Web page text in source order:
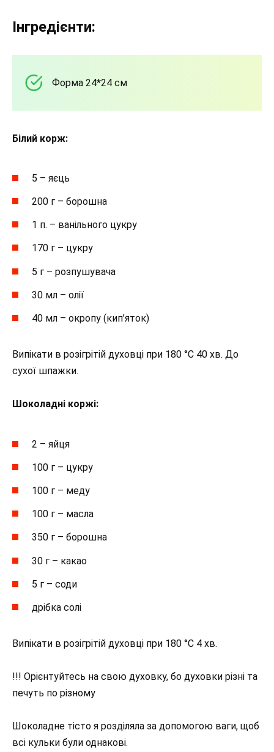
Інгредієнти:
Форма 24*24 см
Білий корж:
5 – яєць
200 г – борошна
1 п. – ванільного цукру
170 г – цукру
5 г – розпушувача
30 мл – олії
40 мл – окропу (кип’яток)
Випікати в розігрітій духовці при 180 °C 40 хв. До
сухої шпажки.
Шоколадні коржі:
2 – яйця
100 г – цукру
100 г – меду
100 г – масла
350 г – борошна
30 г – какао
5 г – соди
дрібка солі
Випікати в розігрітій духовці при 180 °C 4 хв.
!!! Орієнтуйтесь на свою духовку, бо духовки різні та
печуть по різному
Шоколадне тісто я розділяла за допомогою ваги, щоб
всі кульки були однакові.